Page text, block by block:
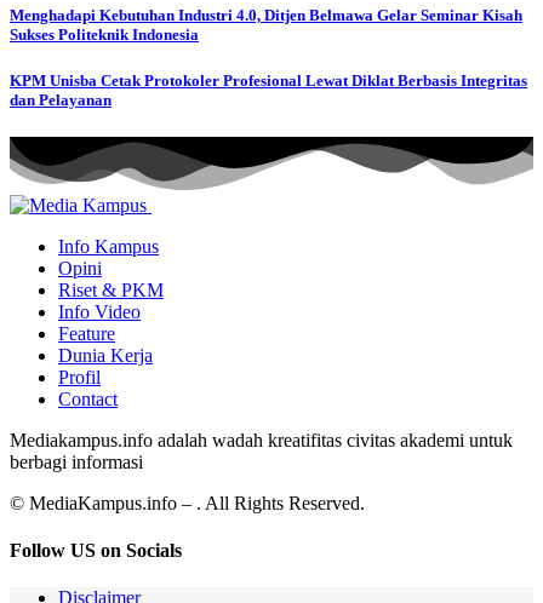
Menghadapi Kebutuhan Industri 4.0, Ditjen Belmawa Gelar Seminar Kisah
Sukses Politeknik Indonesia
KPM Unisba Cetak Protokoler Profesional Lewat Diklat Berbasis Integritas
dan Pelayanan
Info Kampus
Opini
Riset & PKM
Info Video
Feature
Dunia Kerja
Profil
Contact
Mediakampus.info adalah wadah kreatifitas civitas akademi untuk
berbagi informasi
© MediaKampus.info – . All Rights Reserved.
Follow US on Socials
Disclaimer